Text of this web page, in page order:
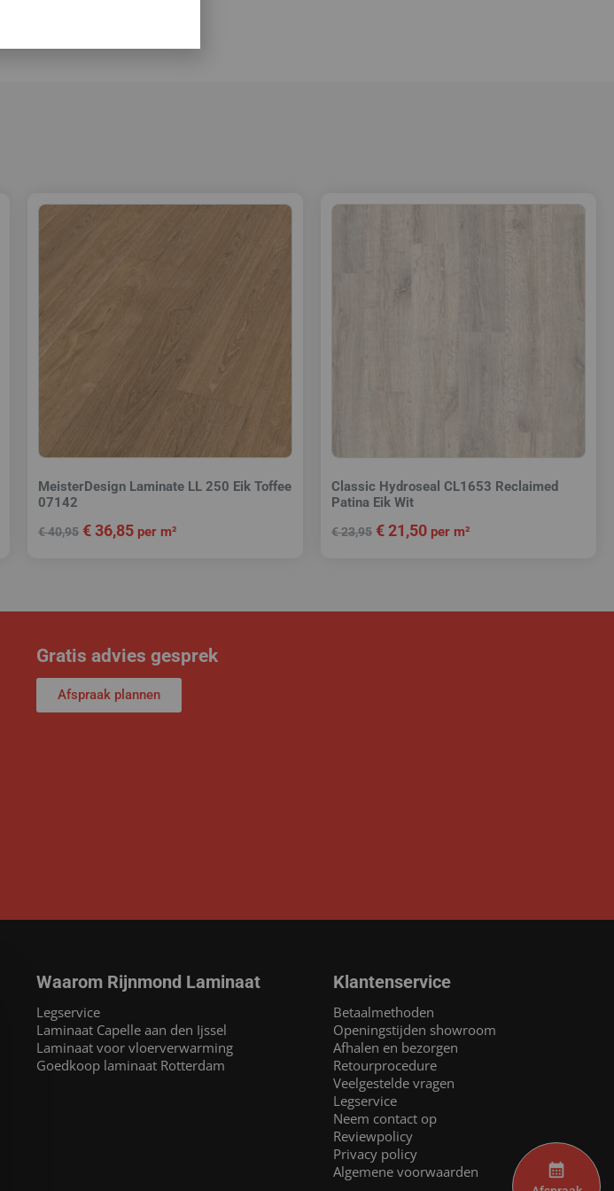
MeisterDesign Laminate LL 250 Eik Toffee
07142
€40,95 €36,85 per m²
Classic Hydroseal CL1653 Reclaimed
Patina Eik Wit
€23,95 €21,50 per m²
Gratis advies gesprek
Afspraak plannen
Waarom Rijnmond Laminaat
Legservice
Laminaat Capelle aan den Ijssel
Laminaat voor vloerverwarming
Goedkoop laminaat Rotterdam
Klantenservice
Betaalmethoden
Openingstijden showroom
Afhalen en bezorgen
Retourprocedure
Veelgestelde vragen
Legservice
Neem contact op
Reviewpolicy
Privacy policy
Algemene voorwaarden